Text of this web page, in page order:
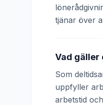
tjänar över
Vad gäller
Som
uppfyller
arbetstid